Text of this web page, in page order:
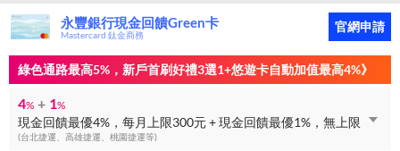
永豐銀行現金回饋Green卡
Mastercard 鈦金商務
官網申請
綠色通路最高5%，新戶首刷好禮3選1+悠遊卡自動加值最高4%》
4% + 1%
現金回饋最優4%，每月上限300元 + 現金回饋最優1%，無上限
(台北捷運、高雄捷運、桃園捷運等)